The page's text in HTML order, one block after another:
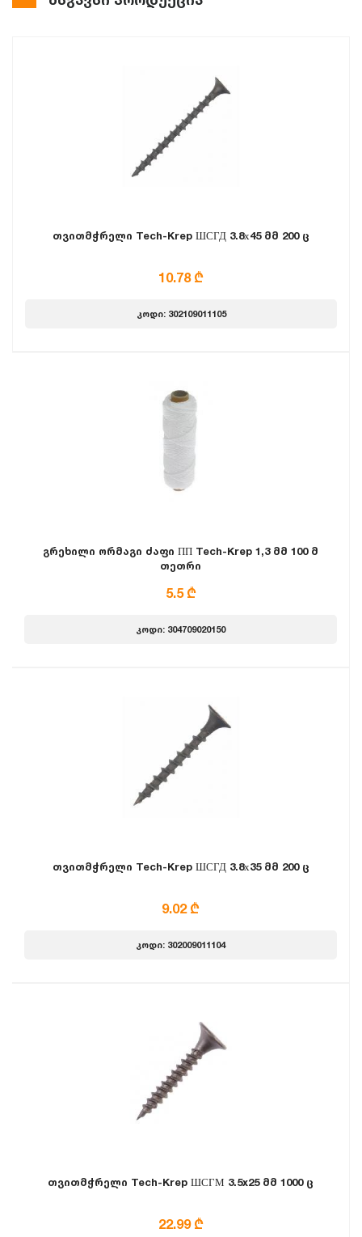
თვითმჭრელი Tech-Krep ШСГД 3.8х45 მმ 200 ც
10.78 ₾
კოდი: 302109011105
გრეხილი ორმაგი ძაფი ПП Tech-Krep 1,3 მმ 100 მ
თეთრი
5.5 ₾
კოდი: 304709020150
თვითმჭრელი Tech-Krep ШСГД 3.8х35 მმ 200 ც
9.02 ₾
კოდი: 302009011104
თვითმჭრელი Tech-Krep ШСГМ 3.5x25 მმ 1000 ც
22.99 ₾